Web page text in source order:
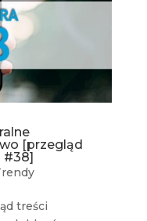
[przegląd
#38]
treści